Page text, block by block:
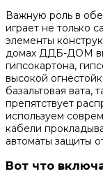
Важную роль в
играет не только
элементы
домах ДДБ-ДОМ
гипсокартона,
высокой
базальтовая вата,
препятствует
используем
кабели
автоматы защиты
Вот что